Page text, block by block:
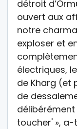
détroit
ouvert aux
notre
exploser et
électriques,
de Kharg (et
de
toucher' »,